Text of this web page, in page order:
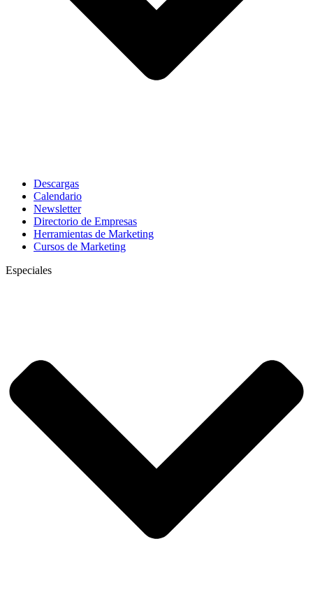
Descargas
Calendario
Newsletter
Directorio de Empresas
Herramientas de Marketing
Cursos de Marketing
Especiales